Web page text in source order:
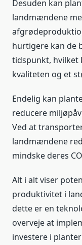
Desuden kan
landmændene
hurtigere kan de
tidspunkt, hvilket
kvaliteten og et
Endelig kan
reducere
Ved at
landmændene
mindske deres
Alt i alt viser
produktivitet i
dette er en
overveje at
investere i